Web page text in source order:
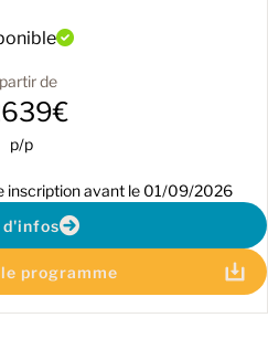
de
p/p
inscription avant le 01/09/2026
d'infos
programme